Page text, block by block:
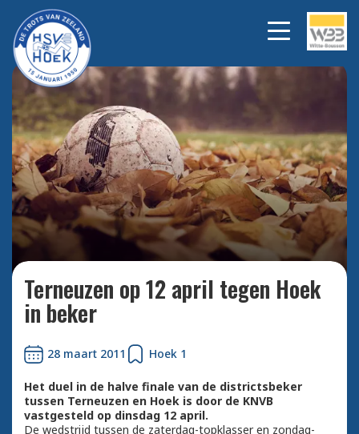
Bekijk alle foto's
Terneuzen op 12 april tegen Hoek
in beker
28 maart 2011 Hoek 1
Het duel in de halve finale van de districtsbeker
tussen Terneuzen en Hoek is door de KNVB
vastgesteld op dinsdag 12 april.
De wedstrijd tussen de zaterdag-topklasser en zondag-